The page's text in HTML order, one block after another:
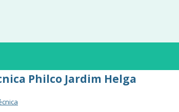
Philco Jardim Helga